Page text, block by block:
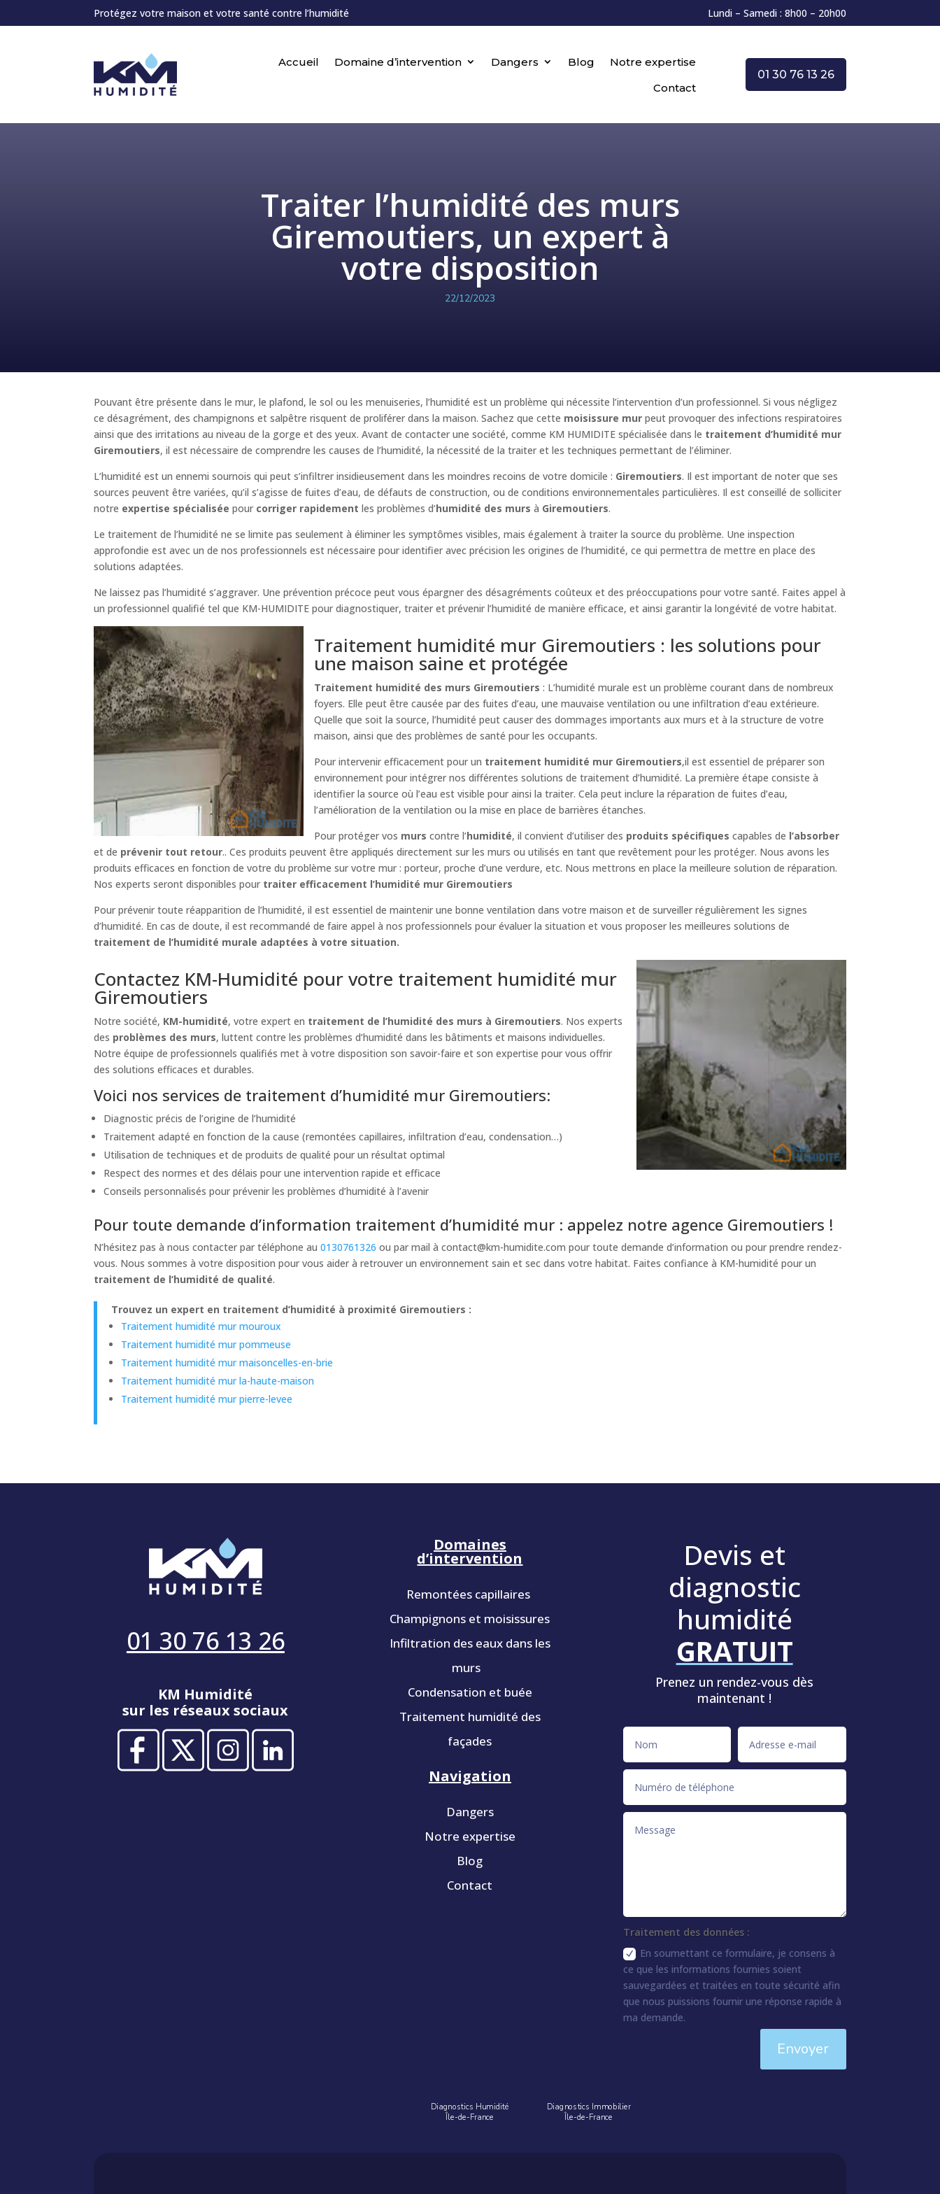
Protégez votre maison et votre santé contre l’humidité Lundi – Samedi : 8h00 – 20h00
Accueil Domaine d’intervention Dangers Blog
Notre expertise
Contact
01 30 76 13 26
Traiter l’humidité des murs
Giremoutiers, un expert à
votre disposition
22/12/2023
Pouvant être présente dans le mur, le plafond, le sol ou les menuiseries, l’humidité est un problème qui nécessite l’intervention d’un professionnel. Si vous négligez
ce désagrément, des champignons et salpêtre risquent de proliférer dans la maison. Sachez que cette moisissure mur peut provoquer des infections respiratoires
ainsi que des irritations au niveau de la gorge et des yeux. Avant de contacter une société, comme KM HUMIDITE spécialisée dans le traitement d’humidité mur
Giremoutiers, il est nécessaire de comprendre les causes de l’humidité, la nécessité de la traiter et les techniques permettant de l’éliminer.
L’humidité est un ennemi sournois qui peut s’infiltrer insidieusement dans les moindres recoins de votre domicile : Giremoutiers. Il est important de noter que ses
sources peuvent être variées, qu’il s’agisse de fuites d’eau, de défauts de construction, ou de conditions environnementales particulières. Il est conseillé de solliciter
notre expertise spécialisée pour corriger rapidement les problèmes d’humidité des murs à Giremoutiers.
Le traitement de l’humidité ne se limite pas seulement à éliminer les symptômes visibles, mais également à traiter la source du problème. Une inspection
approfondie est avec un de nos professionnels est nécessaire pour identifier avec précision les origines de l’humidité, ce qui permettra de mettre en place des
solutions adaptées.
Ne laissez pas l’humidité s’aggraver. Une prévention précoce peut vous épargner des désagréments coûteux et des préoccupations pour votre santé. Faites appel à
un professionnel qualifié tel que KM-HUMIDITE pour diagnostiquer, traiter et prévenir l’humidité de manière efficace, et ainsi garantir la longévité de votre habitat.
Traitement humidité mur Giremoutiers : les solutions pour
une maison saine et protégée
Traitement humidité des murs Giremoutiers : L’humidité murale est un problème courant dans de nombreux
foyers. Elle peut être causée par des fuites d’eau, une mauvaise ventilation ou une infiltration d’eau extérieure.
Quelle que soit la source, l’humidité peut causer des dommages importants aux murs et à la structure de votre
maison, ainsi que des problèmes de santé pour les occupants.
Pour intervenir efficacement pour un traitement humidité mur Giremoutiers,il est essentiel de préparer son
environnement pour intégrer nos différentes solutions de traitement d’humidité. La première étape consiste à
identifier la source où l’eau est visible pour ainsi la traiter. Cela peut inclure la réparation de fuites d’eau,
l’amélioration de la ventilation ou la mise en place de barrières étanches.
Pour protéger vos murs contre l’humidité, il convient d’utiliser des produits spécifiques capables de l’absorber
et de prévenir tout retour.. Ces produits peuvent être appliqués directement sur les murs ou utilisés en tant que revêtement pour les protéger. Nous avons les
produits efficaces en fonction de votre du problème sur votre mur : porteur, proche d’une verdure, etc. Nous mettrons en place la meilleure solution de réparation.
Nos experts seront disponibles pour traiter efficacement l’humidité mur Giremoutiers
Pour prévenir toute réapparition de l’humidité, il est essentiel de maintenir une bonne ventilation dans votre maison et de surveiller régulièrement les signes
d’humidité. En cas de doute, il est recommandé de faire appel à nos professionnels pour évaluer la situation et vous proposer les meilleures solutions de
traitement de l’humidité murale adaptées à votre situation.
Contactez KM-Humidité pour votre traitement humidité mur
Giremoutiers
Notre société, KM-humidité, votre expert en traitement de l’humidité des murs à Giremoutiers. Nos experts
des problèmes des murs, luttent contre les problèmes d’humidité dans les bâtiments et maisons individuelles.
Notre équipe de professionnels qualifiés met à votre disposition son savoir-faire et son expertise pour vous offrir
des solutions efficaces et durables.
Voici nos services de traitement d’humidité mur Giremoutiers:
Diagnostic précis de l’origine de l’humidité
Traitement adapté en fonction de la cause (remontées capillaires, infiltration d’eau, condensation…)
Utilisation de techniques et de produits de qualité pour un résultat optimal
Respect des normes et des délais pour une intervention rapide et efficace
Conseils personnalisés pour prévenir les problèmes d’humidité à l’avenir
Pour toute demande d’information traitement d’humidité mur : appelez notre agence Giremoutiers !
N’hésitez pas à nous contacter par téléphone au0130761326 ou par mail àcontact@km-humidite.com pour toute demande d’information ou pour prendre rendez-
vous. Nous sommes à votre disposition pour vous aider à retrouver un environnement sain et sec dans votre habitat. Faites confiance à KM-humidité pour un
traitement de l’humidité de qualité.
Trouvez un expert en traitement d’humidité à proximité Giremoutiers :
Traitement humidité mur mouroux
Traitement humidité mur pommeuse
Traitement humidité mur maisoncelles-en-brie
Traitement humidité mur la-haute-maison
Traitement humidité mur pierre-levee
01 30 76 13 26
KM Humidité
sur les réseaux sociaux
Domaines
d’intervention
Remontées capillaires
Champignons et moisissures
Infiltration des eaux dans les
murs
Condensation et buée
Traitement humidité des
façades
Navigation
Dangers
Notre expertise
Blog
Contact
Devis et
diagnostic
humidité
GRATUIT
Prenez un rendez-vous dès
maintenant !
Traitement des données :
En soumettant ce formulaire, je consens à
ce que les informations fournies soient
sauvegardées et traitées en toute sécurité afin
que nous puissions fournir une réponse rapide à
ma demande.
Envoyer
Diagnostics Humidité
Île-de-France
Diagnostics Immobilier
Île-de-France